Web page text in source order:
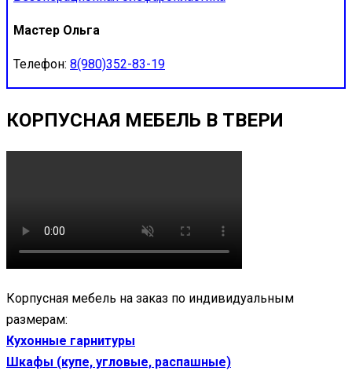
Мастер Ольга
Телефон: 8(980)352-83-19
КОРПУСНАЯ МЕБЕЛЬ В ТВЕРИ
Корпусная мебель на заказ по индивидуальным
размерам:
Кухонные гарнитуры
Шкафы (купе, угловые, распашные)